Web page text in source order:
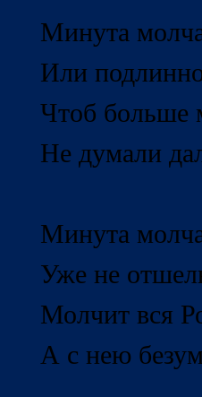
Минута
Или
Чтоб больше
Не думали
Минута
Уже не
Молчит вся
А с нею